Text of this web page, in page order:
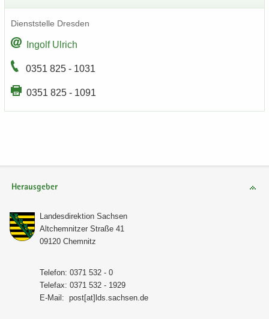
Dienst­stel­le Dres­den
In­golf Ul­rich
0351 825 - 1031
0351 825 - 1091
Herausgeber
Lan­des­di­rek­ti­on Sach­sen
Alt­chem­nit­zer Stra­ße 41
09120 Chem­nitz
Te­le­fon: 0371 532 - 0
Te­le­fax: 0371 532 - 1929
E-​Mail: post[at]lds.sach­sen.de